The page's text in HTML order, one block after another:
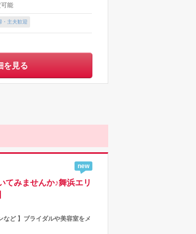
能
・主夫歓迎
を見る
new
てみませんか♪舞浜エリ
など 】ブライダルや美容室をメ